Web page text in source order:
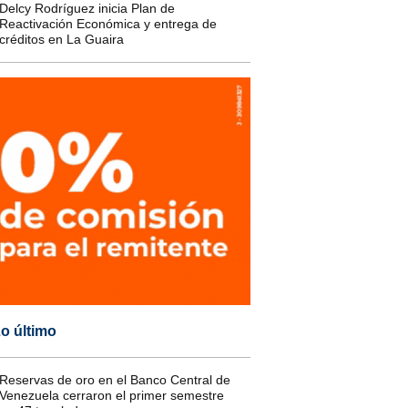
Rodríguez inicia Plan de
Económica y entrega de
en La Guaira
último
de oro en el Banco Central de
cerraron el primer semestre